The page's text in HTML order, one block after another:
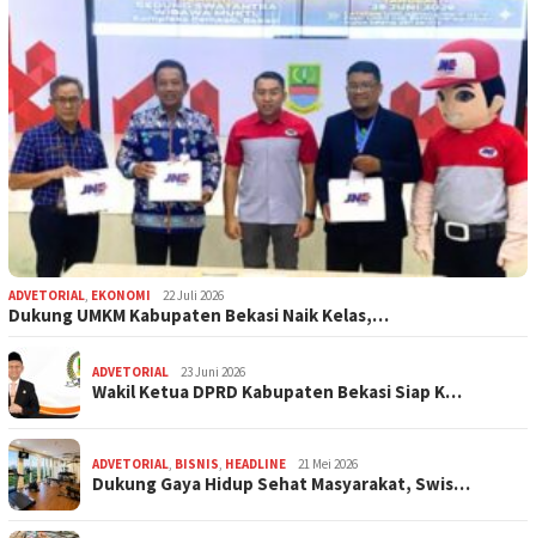
ADVETORIAL EKONOMI 22 Juli 2026
Dukung UMKM Kabupaten Bekasi Naik Kelas,…
ADVETORIAL 23 Juni 2026
Wakil Ketua DPRD Kabupaten Bekasi Siap K…
ADVETORIAL BISNIS HEADLINE 21 Mei 2026
Dukung Gaya Hidup Sehat Masyarakat, Swis…